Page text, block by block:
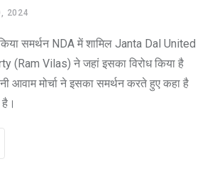
2024
किया समर्थन NDA में शामिल Janta Dal United
(Ram Vilas) ने जहां इसका विरोध किया है
आवाम मोर्चा ने इसका समर्थन करते हुए कहा है